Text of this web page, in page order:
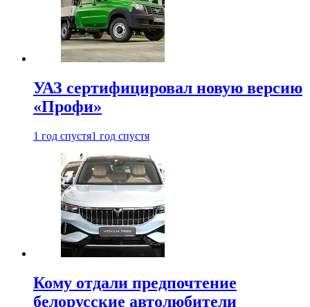
УАЗ сертифицировал новую версию
«Профи»
1 год спустя1 год спустя
Кому отдали предпочтение
белорусские автолюбители